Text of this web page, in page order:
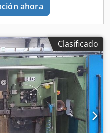
ahora
Clasificado